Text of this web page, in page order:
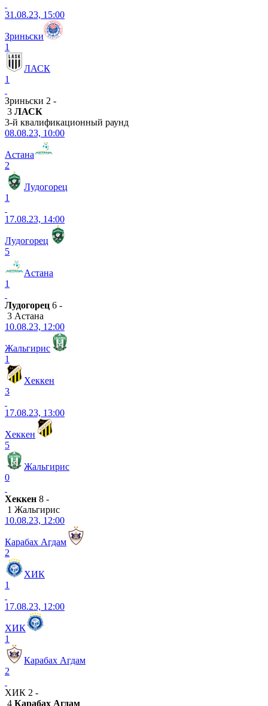
31.08.23, 15:00
Зриньски
1
ЛАСК
1
Зриньски 2 -
3 ЛАСК
3-й квалификационный раунд
08.08.23, 10:00
Астана
2
Лудогорец
1
17.08.23, 14:00
Лудогорец
5
Астана
1
Лудогорец 6 -
3 Астана
10.08.23, 12:00
Жальгирис
1
Хеккен
3
17.08.23, 13:00
Хеккен
5
Жальгирис
0
Хеккен 8 -
1 Жальгирис
10.08.23, 12:00
Карабах Агдам
2
ХИК
1
17.08.23, 12:00
ХИК
1
Карабах Агдам
2
ХИК 2 -
4 Карабах Агдам